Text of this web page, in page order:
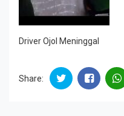
Driver Ojol Meninggal
Share: